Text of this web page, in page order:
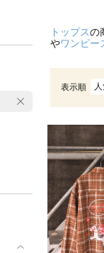
トップスの
やワンピー
表示順